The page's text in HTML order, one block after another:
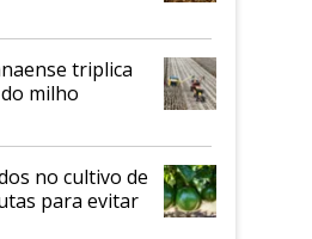
triplica
milho
no cultivo de
para evitar